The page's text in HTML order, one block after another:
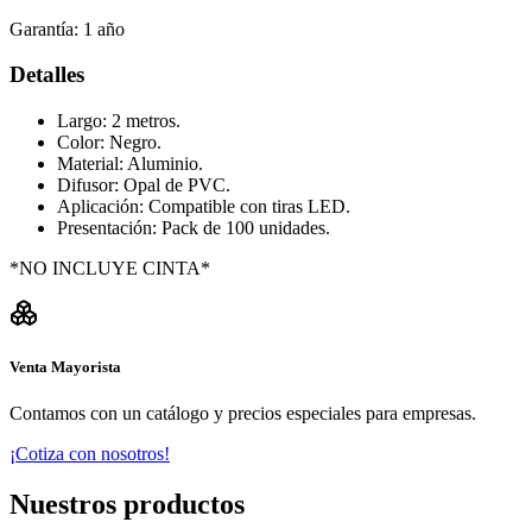
Garantía: 1 año
Detalles
Largo: 2 metros.
Color: Negro.
Material: Aluminio.
Difusor: Opal de PVC.
Aplicación: Compatible con tiras LED.
Presentación: Pack de 100 unidades.
*NO INCLUYE CINTA*
Venta Mayorista
Contamos con un catálogo y precios especiales para empresas.
¡Cotiza con nosotros!
Nuestros productos